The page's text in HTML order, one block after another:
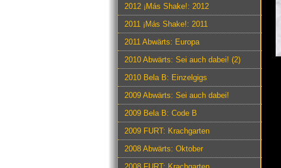
2012 ¡Más Shake!: 2012
2011 ¡Más Shake!: 2011
2011 Abwärts: Europa
2010 Abwärts: Sei auch dabei! (2)
2010 Bela B: Einzelgigs
2009 Abwärts: Sei auch dabei!
2009 Bela B: Code B
2009 FURT: Krachgarten
2008 Abwärts: Oktober